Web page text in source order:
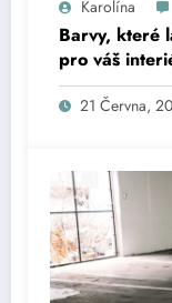
Karolína
Barvy, které
pro váš
21 Června,